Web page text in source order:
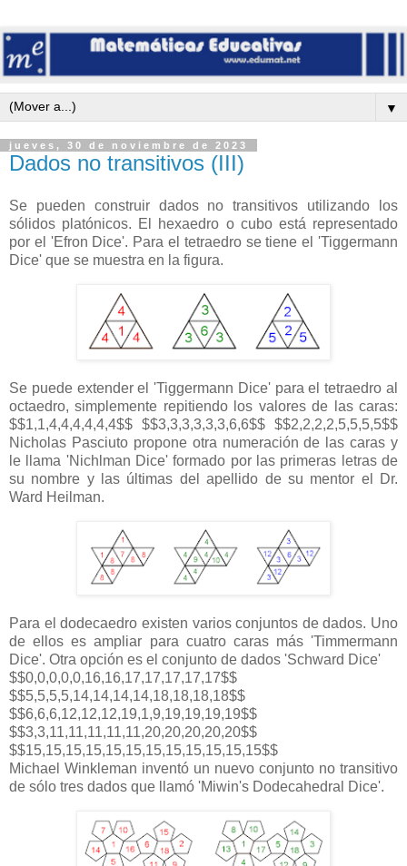
▼
jueves, 30 de noviembre de 2023
Dados no transitivos (III)
Se pueden construir dados no transitivos utilizando los
sólidos platónicos. El hexaedro o cubo está representado
por el 'Efron Dice'. Para el tetraedro se tiene el 'Tiggermann
Dice' que se muestra en la figura.
Se puede extender el 'Tiggermann Dice' para el tetraedro al
octaedro, simplemente repitiendo los valores de las caras:
$$1,1,4,4,4,4,4,4$$ $$3,3,3,3,3,3,6,6$$ $$2,2,2,2,5,5,5,5$$
Nicholas Pasciuto propone otra numeración de las caras y
le llama 'Nichlman Dice' formado por las primeras letras de
su nombre y las últimas del apellido de su mentor el Dr.
Ward Heilman.
Para el dodecaedro existen varios conjuntos de dados. Uno
de ellos es ampliar para cuatro caras más 'Timmermann
Dice'. Otra opción es el conjunto de dados 'Schward Dice'
$$0,0,0,0,0,16,16,17,17,17,17,17$$
$$5,5,5,5,14,14,14,14,18,18,18,18$$
$$6,6,6,12,12,12,19,1,9,19,19,19,19$$
$$3,3,11,11,11,11,11,20,20,20,20,20$$
$$15,15,15,15,15,15,15,15,15,15,15,15$$
Michael Winkleman inventó un nuevo conjunto no transitivo
de sólo tres dados que llamó 'Miwin's Dodecahedral Dice'.